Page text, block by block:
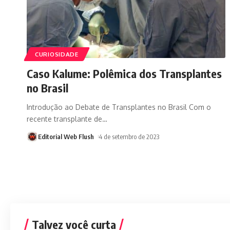
CURIOSIDADE
Caso Kalume: Polêmica dos Transplantes
no Brasil
Introdução ao Debate de Transplantes no Brasil Com o
recente transplante de…
Editorial Web Flush 4 de setembro de 2023
Talvez você curta